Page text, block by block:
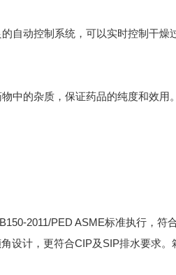
动控制系统，可以实时控制干燥
的杂质，保证药品的纯度和效用
2011/PED ASME标准执行，符
设计，更符合CIP及SIP排水要求。